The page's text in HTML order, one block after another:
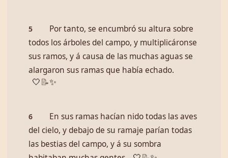
5
Por tanto, se encumbró su altura sobre
todos los árboles del campo, y multiplicáronse
sus ramos, y á causa de las muchas aguas se
alargaron sus ramas que había echado.
🤍 📝✨
6
En sus ramas hacían nido todas las aves
del cielo, y debajo de su ramaje parían todas
las bestias del campo, y á su sombra